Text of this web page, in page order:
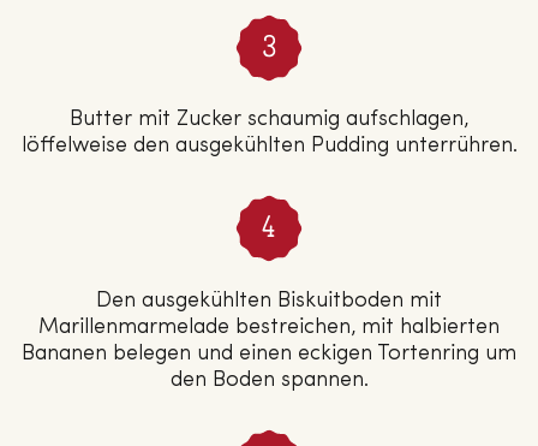
Butter mit Zucker schaumig aufschlagen,
löffelweise den ausgekühlten Pudding unterrühren.
Den ausgekühlten Biskuitboden mit
Marillenmarmelade bestreichen, mit halbierten
Bananen belegen und einen eckigen Tortenring um
den Boden spannen.